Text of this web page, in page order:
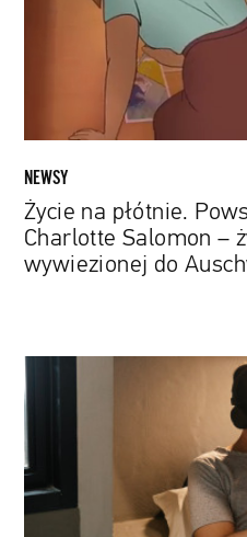
malarce
wywiezionej
Auschwitz-
Birkenau
NEWSY
Życie na płótnie.
Charlotte Salomon –
wywiezionej do
Clubhouse
dla
nie
będą